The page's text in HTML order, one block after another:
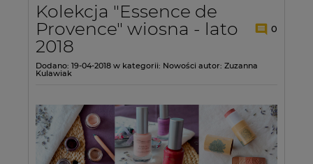
Kolekcja "Essence de
Provence" wiosna - lato
2018
0
Dodano: 19-04-2018 w kategorii: Nowości autor: Zuzanna
Kulawiak